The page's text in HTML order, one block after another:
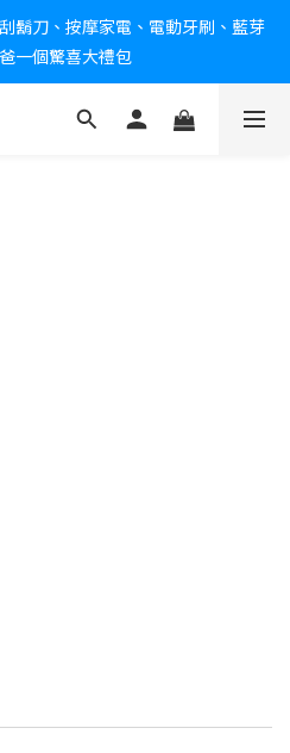
✨再享消費回饋無極限
鬍刀、按摩家電、電動牙刷、藍芽
一個驚喜大禮包
導體製冷 x 微米級冰霧，一秒開